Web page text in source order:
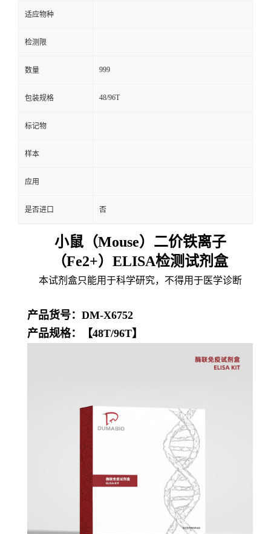
适应物种
检测限
数量 999
包装规格 48/96T
标记物
样本
应用
是否进口 否
小鼠（Mouse）二价铁离子
（Fe2+）ELISA检测试剂盒
本试剂盒只能用于科学研究，不得用于医学诊断
产品货号：DM-X6752
产品规格：【48T/96T】